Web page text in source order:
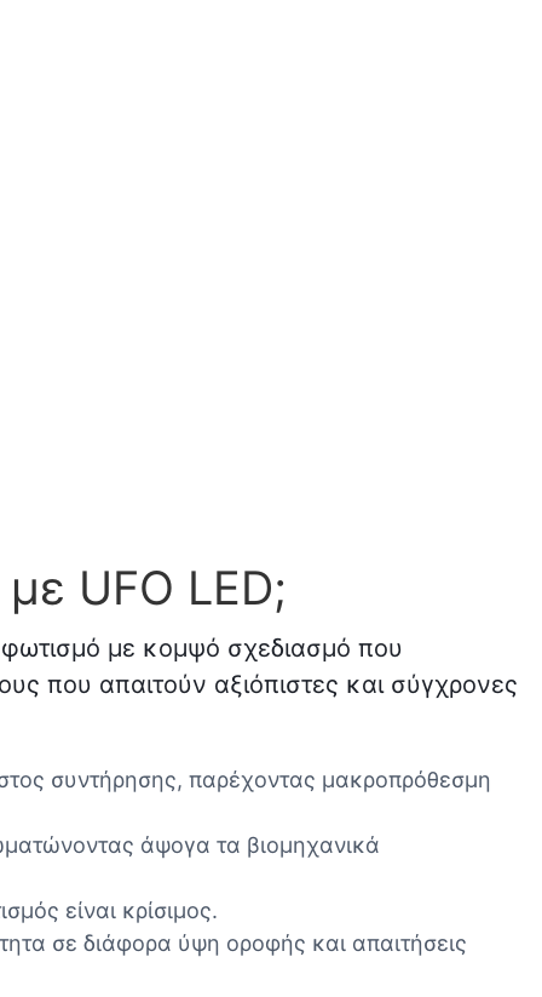
UFO LED;
φωτισμό με κομψό σχεδιασμό που
που απαιτούν αξιόπιστες και σύγχρονες
συντήρησης, παρέχοντας μακροπρόθεσμη
άψογα τα βιομηχανικά
είναι κρίσιμος.
σε διάφορα ύψη οροφής και απαιτήσεις